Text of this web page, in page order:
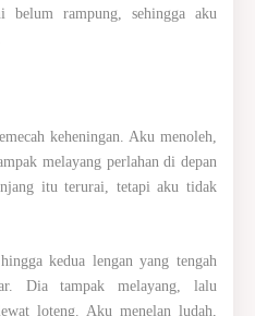
belum rampung, sehingga aku
keheningan. Aku menoleh,
melayang perlahan di depan
itu terurai, tetapi aku tidak
kedua lengan yang tengah
Dia tampak melayang, lalu
loteng. Aku menelan ludah,